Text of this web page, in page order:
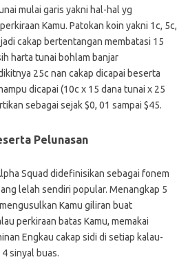
mulai garis yakni hal-hal yg
Kamu. Patokan koin yakni 1c, 5c,
cakap bertentangan membatasi 15
harta tunai bohlam banjar
25c nan cakap dicapai beserta
dicapai (10c x 15 dana tunai x 25
sebagai sejak $0, 01 sampai $45.
Pelunasan
Squad didefinisikan sebagai fonem
lelah sendiri popular. Menangkap 5
Kamu giliran buat
perkiraan batas Kamu, memakai
Engkau cakap sidi di setiap kalau-
sinyal buas.